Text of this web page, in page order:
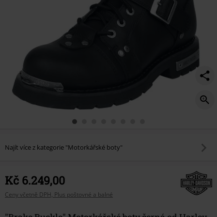
Najít více z kategorie "Motorkářské boty"
Kč 6.249,00
Ceny včetně DPH, Plus poštovné a balné